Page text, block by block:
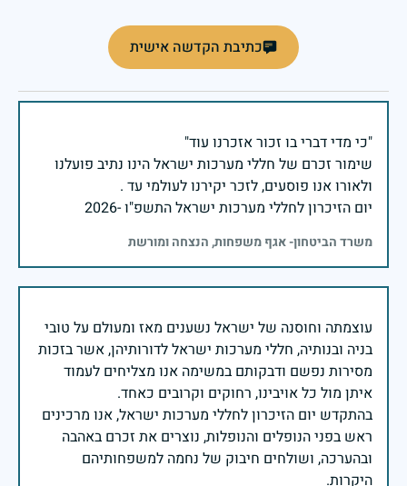
כתיבת הקדשה אישית
שימור זכרם של חללי מערכות ישראל הינו נתיב פועלנו
יום הזיכרון לחללי מערכות ישראל התשפ"ו -2026
משרד הביטחון- אגף משפחות, הנצחה ומורשת
עוצמתה וחוסנה של ישראל נשענים מאז ומעולם על טובי
בניה ובנותיה, חללי מערכות ישראל לדורותיהן, אשר בזכות
מסירות נפשם ודבקותם במשימה אנו מצליחים לעמוד
בהתקדש יום הזיכרון לחללי מערכות ישראל, אנו מרכינים
ראש בפני הנופלים והנופלות, נוצרים את זכרם באהבה
ובהערכה, ושולחים חיבוק של נחמה למשפחותיהם